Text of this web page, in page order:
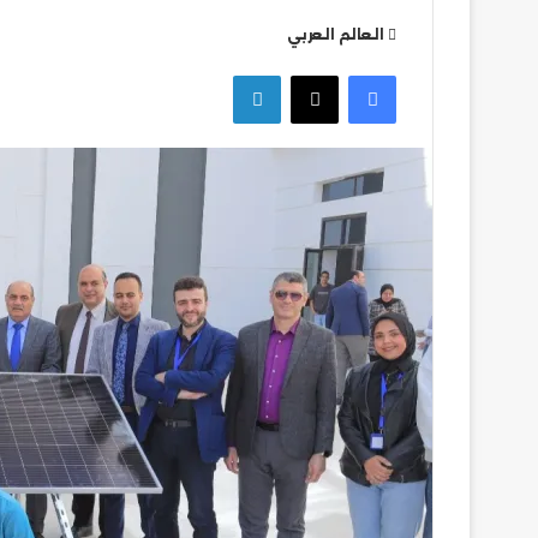
العالم العربي
فيسبوك
‫X لينكدإن
ألانيا
سبور
التركي
تشكيل بيراميدز
سبور التركي